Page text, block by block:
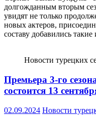
долгожданным вторым
увидят не только
новых актеров,
составу добавились такие
Новости турецких
Премьера 3-го
состоится 13
02.09.2024 Новости